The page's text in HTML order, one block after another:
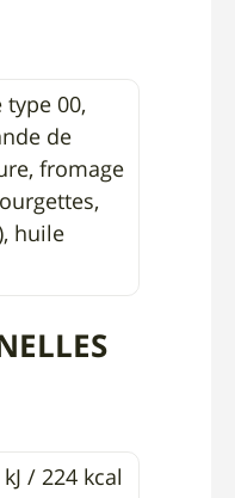
type 00,
de
fromage
huile
/ 224 kcal